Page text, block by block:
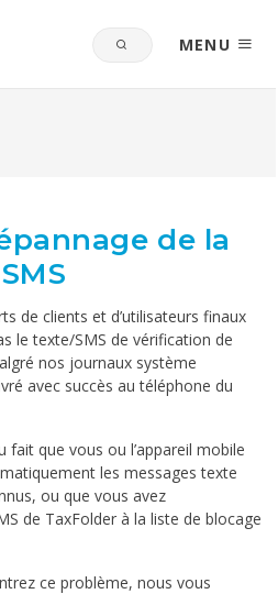
MENU
de la
de clients et d’utilisateurs finaux
le texte/SMS de vérification de
nos journaux système
avec succès au téléphone du
fait que vous ou l’appareil mobile
les messages texte
ou que vous avez
de TaxFolder à la liste de blocage
ce problème, nous vous